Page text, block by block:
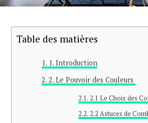
Table des matières
1. Introduction
2. Le Pouvoir des Couleurs
2.1 Le Choix des
2.2 Astuces de